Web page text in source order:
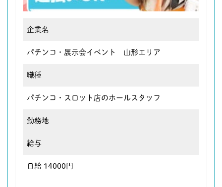
企業名
パチンコ・展示会イベント 山形エリア
職種
パチンコ・スロット店のホールスタッフ
勤務地
給与
日給 14000円